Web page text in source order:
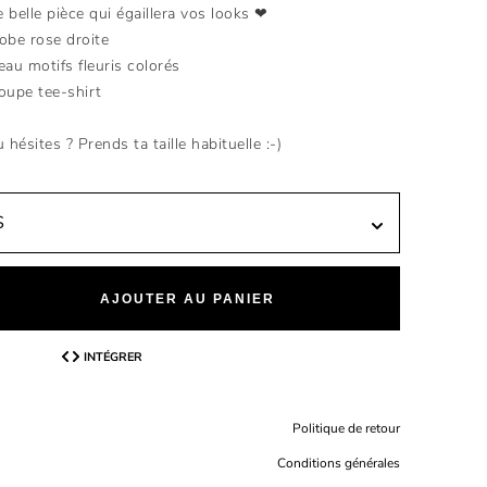
AJOUTER AU PANIER
INTÉGRER
belle pièce qui égaillera vos looks ❤
rose droite
motifs fleuris colorés
tee-shirt
hésites ? Prends ta taille habituelle :-)
Politique de retour
Conditions générales